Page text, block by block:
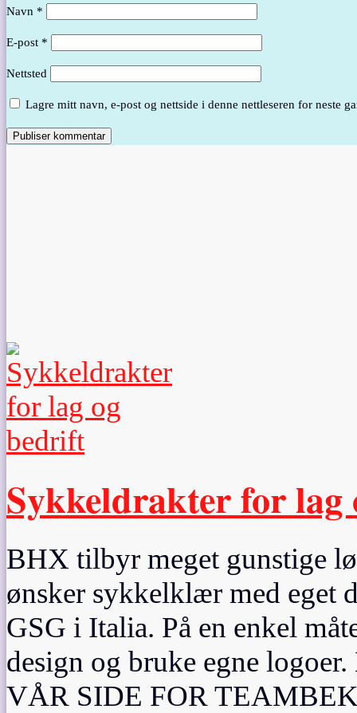
Navn *
E-post *
Nettsted
Lagre mitt navn, e-post og nettside i denne nettleseren for neste
Sykkeldrakter for lag
BHX tilbyr meget gunstige
ønsker sykkelklær med eget
GSG i Italia. På en enkel
design og bruke egne
VÅR SIDE FOR